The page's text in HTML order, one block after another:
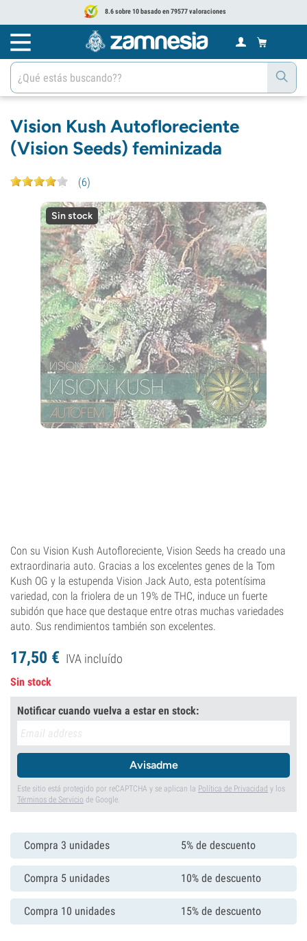
8.6 sobre 10 basado en 79577 valoraciones
Vision Kush Autofloreciente
(Vision Seeds) feminizada
(6)
Sin stock
Con su Vision Kush Autofloreciente, Vision Seeds ha creado una
extraordinaria auto. Gracias a los excelentes genes de la Tom
Kush OG y la estupenda Vision Jack Auto, esta potentísima
variedad, con la friolera de un 19% de THC, induce un fuerte
subidón que hace que destaque entre otras muchas variedades
auto. Sus rendimientos también son excelentes.
17,50 € IVA incluído
Sin stock
Notificar cuando vuelva a estar en stock:
Avisadme
Este sitio está protegido por reCAPTCHA y se aplican la Política de Privacidad y los
Términos de Servicio de Google.
Compra 3 unidades 5% de descuento
Compra 5 unidades 10% de descuento
Compra 10 unidades 15% de descuento